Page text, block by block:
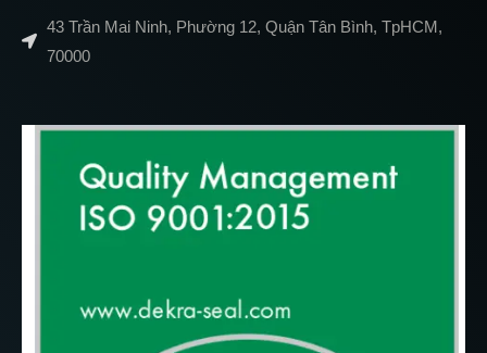
43 Trần Mai Ninh, Phường 12, Quận Tân Bình, TpHCM,
70000